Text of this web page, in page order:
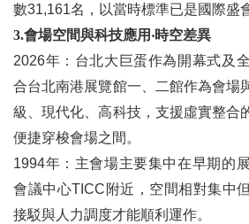
數31,161名，以當時標準已是國際盛
3.會場空間與科技應用‧時空差異
2026年：台北大巨蛋作為開幕式及
合台北南港展覽館一、二館作為會場
級、現代化、高科技，支援虛實整合
便捷穿梭會場之間。
1994年：主會場主要集中在早期的
會議中心TICC附近，空間相對集中
接駁與人力調度才能順利運作。